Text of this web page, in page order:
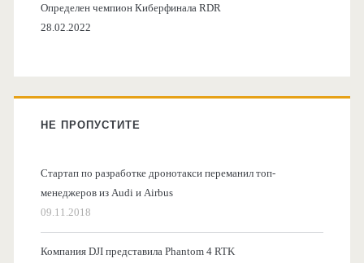
Определен чемпион Киберфинала RDR
28.02.2022
НЕ ПРОПУСТИТЕ
Стартап по разработке дронотакси переманил топ-
менеджеров из Audi и Airbus
09.11.2018
Компания DJI представила Phantom 4 RTK